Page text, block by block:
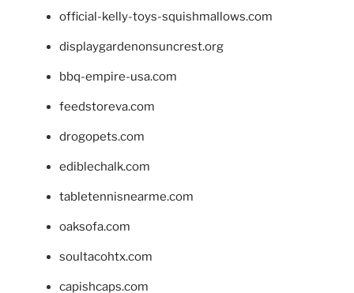
official-kelly-toys-squishmallows.com
displaygardenonsuncrest.org
bbq-empire-usa.com
feedstoreva.com
drogopets.com
ediblechalk.com
tabletennisnearme.com
oaksofa.com
soultacohtx.com
capishcaps.com